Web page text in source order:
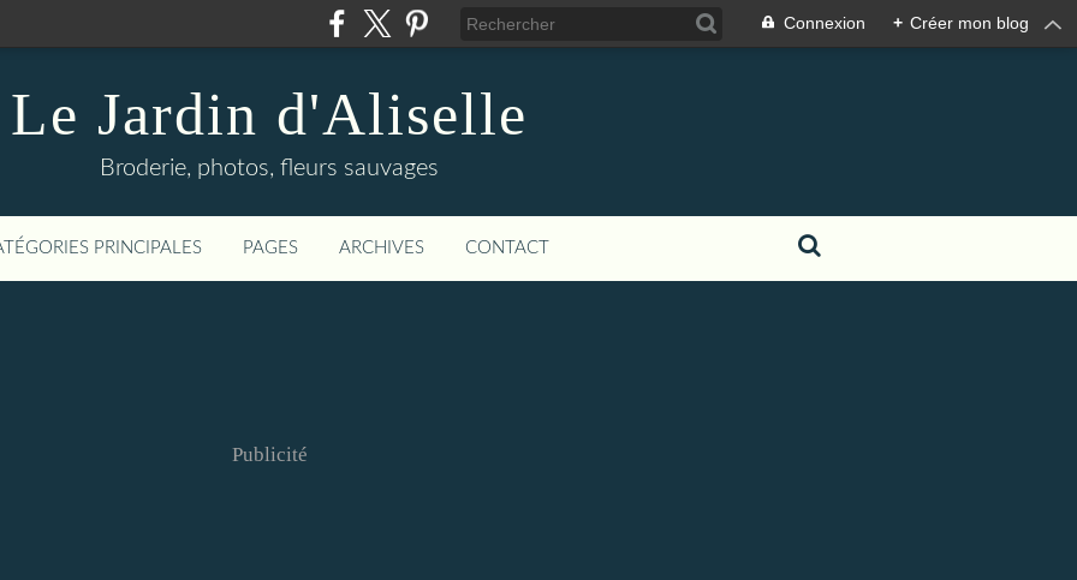
Connexion + Créer mon blog
Le Jardin d'Aliselle
Broderie, photos, fleurs sauvages
PRINCIPALES PAGES ARCHIVES CONTACT
Publicité